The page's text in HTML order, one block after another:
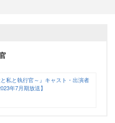
と私と執行官～』キャスト・出演者
年7月期放送】